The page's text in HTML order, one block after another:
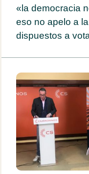
«la democracia
eso no apelo a
dispuestos a